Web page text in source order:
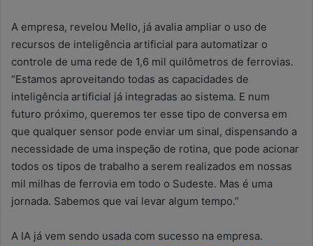
A empresa, revelou Mello, já avalia ampliar o uso de
recursos de inteligência artificial para automatizar o
controle de uma rede de 1,6 mil quilômetros de ferrovias.
“Estamos aproveitando todas as capacidades de
inteligência artificial já integradas ao sistema. E num
futuro próximo, queremos ter esse tipo de conversa em
que qualquer sensor pode enviar um sinal, dispensando a
necessidade de uma inspeção de rotina, que pode acionar
todos os tipos de trabalho a serem realizados em nossas
mil milhas de ferrovia em todo o Sudeste. Mas é uma
jornada. Sabemos que vai levar algum tempo.”
A IA já vem sendo usada com sucesso na empresa.